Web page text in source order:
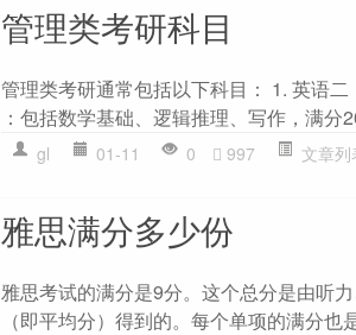
管理类考研科目
管理类考研通常包括以下科目： 1. 英语
：包括数学基础、逻辑推理、写作，满分
gl 01-11 0 997 文章列
雅思满分多少份
雅思考试的满分是9分。这个总分是由听
（即平均分）得到的。每个单项的满分